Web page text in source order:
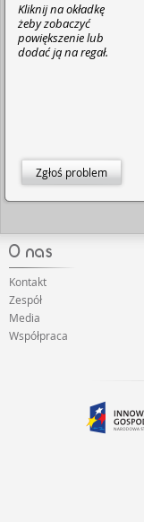
Kliknij na okładkę
żeby zobaczyć
powiększenie lub
dodać ją na regał.
Zgłoś problem
Kontakt
Zespół
Media
Współpraca